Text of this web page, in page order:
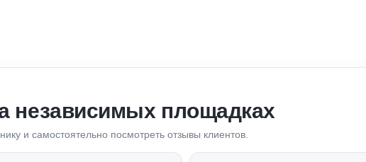
независимых площадках
и самостоятельно посмотреть отзывы клиентов.